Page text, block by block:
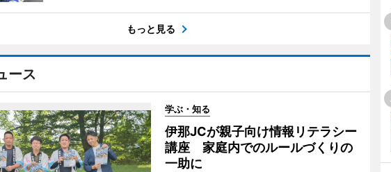
もっと見る
ース
学ぶ・知る
伊那JCが親子向け情報リテラシー
講座 家庭内でのルールづくりの
一助に